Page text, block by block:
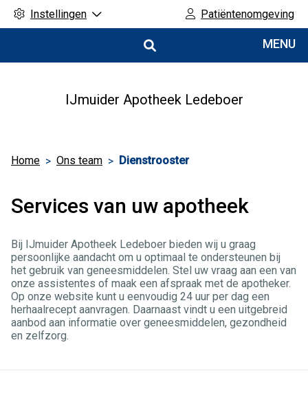
Instellingen Patiëntenomgeving
MENU
IJmuider Apotheek Ledeboer
Home Ons team Dienstrooster
Services van uw apotheek
Bij IJmuider Apotheek Ledeboer bieden wij u graag
persoonlijke aandacht om u optimaal te ondersteunen bij
het gebruik van geneesmiddelen. Stel uw vraag aan een van
onze assistentes of maak een afspraak met de apotheker.
Op onze website kunt u eenvoudig 24 uur per dag een
herhaalrecept aanvragen. Daarnaast vindt u een uitgebreid
aanbod aan informatie over geneesmiddelen, gezondheid
en zelfzorg.